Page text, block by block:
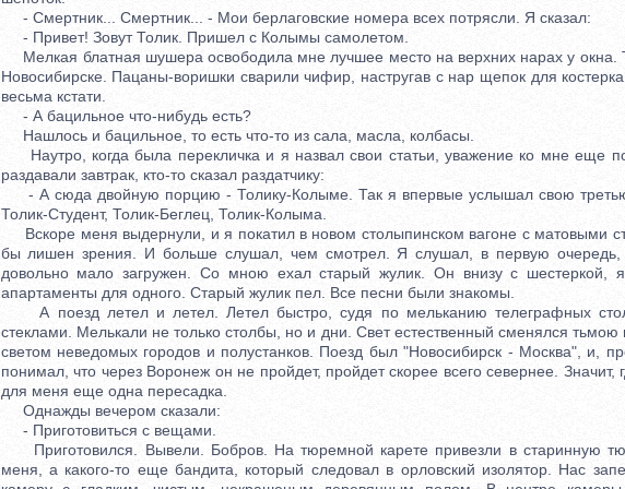
- Смертник... Смертник... - Мои берлаговские номера всех потрясли. Я сказал:
- Привет! Зовут Толик. Пришел с Колымы самолетом.
Мелкая блатная шушера освободила мне лучшее место на верхних нарах у окна.
Новосибирске. Пацаны-воришки сварили чифир, настругав с нар щепок для
весьма кстати.
- А бацильное что-нибудь есть?
Нашлось и бацильное, то есть что-то из сала, масла, колбасы.
Наутро, когда была перекличка и я назвал свои статьи, уважение ко мне еще
раздавали завтрак, кто-то сказал раздатчику:
- А сюда двойную порцию - Толику-Колыме. Так я впервые услышал свою третью
Толик-Студент, Толик-Беглец, Толик-Колыма.
Вскоре меня выдернули, и я покатил в новом столыпинском вагоне с матовыми
бы лишен зрения. И больше слушал, чем смотрел. Я слушал, в первую очередь,
довольно мало загружен. Со мною ехал старый жулик. Он внизу с шестеркой,
апартаменты для одного. Старый жулик пел. Все песни были знакомы.
А поезд летел и летел. Летел быстро, судя по мельканию телеграфных
стеклами. Мелькали не только столбы, но и дни. Свет естественный сменялся тьмою
светом неведомых городов и полустанков. Поезд был "Новосибирск - Москва", и,
понимал, что через Воронеж он не пройдет, пройдет скорее всего севернее. Значит,
для меня еще одна пересадка.
Однажды вечером сказали:
- Приготовиться с вещами.
Приготовился. Вывели. Бобров. На тюремной карете привезли в старинную
меня, а какого-то еще бандита, который следовал в орловский изолятор. Нас